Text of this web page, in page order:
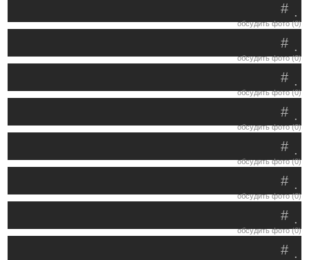
.
#
обсудить фото (0)
.
#
обсудить фото (0)
.
#
обсудить фото (0)
.
#
обсудить фото (0)
.
#
обсудить фото (0)
.
#
обсудить фото (0)
.
#
обсудить фото (0)
.
#